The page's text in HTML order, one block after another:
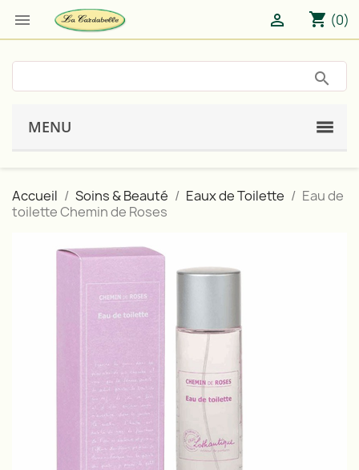
 shopping_cart (0)

MENU
Accueil Soins & Beauté Eaux de Toilette
Eau de
toilette Chemin de Roses